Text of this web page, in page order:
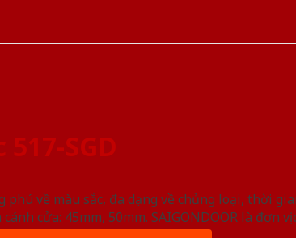
SGD
phú về màu sắc, đa dạng về chủng loại, thời
cửa: 45mm, 50mm. SAIGONDOOR là đơn